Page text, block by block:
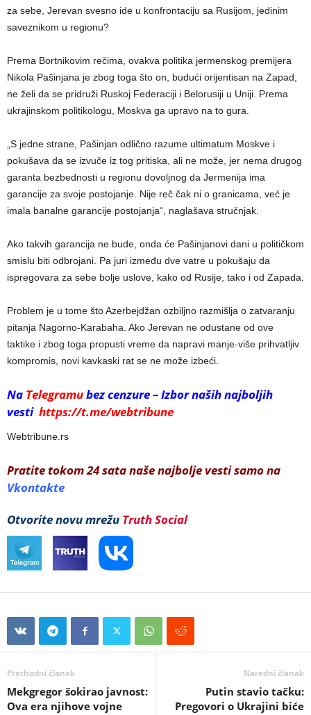
za sebe, Jerevan svesno ide u konfrontaciju sa Rusijom, jedinim
saveznikom u regionu?
Prema Bortnikovim rečima, ovakva politika jermenskog premijera
Nikola Pašinjana je zbog toga što on, budući orijentisan na Zapad,
ne želi da se pridruži Ruskoj Federaciji i Belorusiji u Uniji. Prema
ukrajinskom politikologu, Moskva ga upravo na to gura.
„S jedne strane, Pašinjan odlično razume ultimatum Moskve i
pokušava da se izvuče iz tog pritiska, ali ne može, jer nema drugog
garanta bezbednosti u regionu dovoljnog da Jermenija ima
garancije za svoje postojanje. Nije reč čak ni o granicama, već je
imala banalne garancije postojanja“, naglašava stručnjak.
Ako takvih garancija ne bude, onda će Pašinjanovi dani u političkom
smislu biti odbrojani. Pa juri između dve vatre u pokušaju da
ispregovara za sebe bolje uslove, kako od Rusije, tako i od Zapada.
Problem je u tome što Azerbejdžan ozbiljno razmišlja o zatvaranju
pitanja Nagorno-Karabaha. Ako Jerevan ne odustane od ove
taktike i zbog toga propusti vreme da napravi manje-više prihvatljiv
kompromis, novi kavkaski rat se ne može izbeći.
Na Telegramubez cenzure – Izbor naših najboljih
vestihttps://t.me/webtribune
Webtribune.rs
Pratite tokom 24 sata naše najbolje vesti samo na
Vkontakte
Otvorite novu mrežu Truth Social
Prethodni članak
Mekgregor šokirao javnost:
Ova era njihove vojne
Naredni članak
Putin stavio tačku:
Pregovori o Ukrajini biće